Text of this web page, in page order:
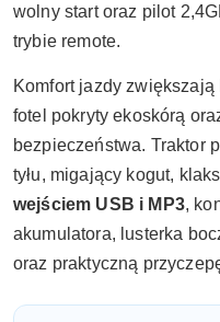
wolny start oraz pilot
trybie remote.
Komfort jazdy zwiększają
fotel pokryty ekoskórą
bezpieczeństwa. Traktor
tyłu, migający kogut,
wejściem USB i MP3,
akumulatora, lusterka
oraz praktyczną